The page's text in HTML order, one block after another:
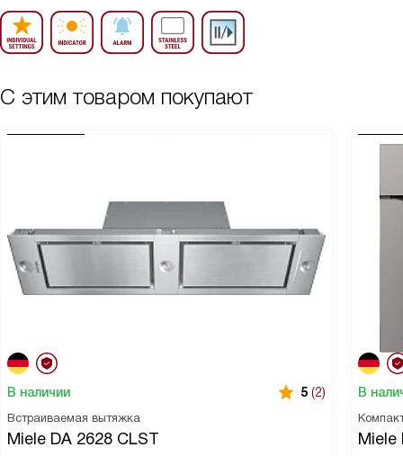
С этим товаром покупают
В наличии 5 (2)
Встраиваемая вытяжка
Miele DA 2628 CLST
В
Miele